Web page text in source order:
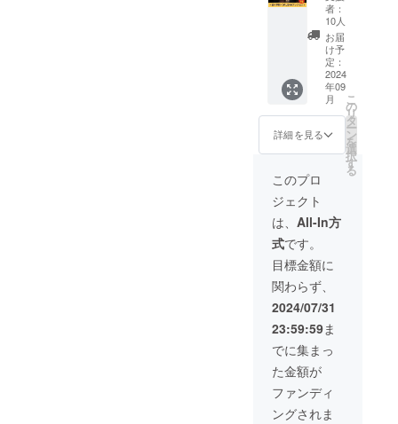
す。
1.5M ×
4本
（赤・
黒各２
本） ・
バナナ
プラ
グ：4本
アンプ
(TUBE-
04J) ・
サイ
ズ：
H33㎜
ⅹW98
㎜ ・重
さ：345
ｇ ※送
料込み
のお値
段で
す。
H33㎜
ⅹW98
㎜ ・重
さ：345
料込み
のお値
段で
す。
の注
意：特
になし
・説明
書：日
本語の
説明書
付き ・
保障期
間：3年
間 【付
属品】
・オー
ディオ
ケーブ
ル（ス
テレオ
ミニ・
RCAピ
ン
ジャッ
ク）：
1M × 1
本 ・ス
ピー
カー
ケーブ
ル：
1.5M ×
ト：
8cm ・
素材：
木製
（ブビ
ンガと
シナベ
ニア）
・定格
電力：
25W ・
使用上
の注
意：特
になし
・説明
書：日
本語の
説明書
付き ・
保障期
間：3年
間 【付
属品】
・オー
ディオ
ケーブ
ル（ス
テレオ
グ限定
の超々
早割で
20％OF
Fと大変
お得に
なって
おりま
す！ ■
詳細 ・
商品
名：
OPUS4
・サイ
ズ：Ｗ
110㎜ ×
H295㎜
× D155
㎜ ・重
量：
2.03Kg
・ス
ピー
カーユ
ニッ
ト：
8cm ・
素材：
木製
プセッ
ト】
「OPU
S4」と
アンプ
を2個
セット
でお届
けいた
しま
す。 通
常のア
ンプに
金色の
プリア
ンプを
お付け
しま
す。 ア
ンプ1個
ではパ
ワー不
足だと
思われ
る方向
けのリ
ターン
となり
ます。
者：
10人
お届
け予
定：
2024
年09
月
詳細を見る
こ
の
リ
タ
ー
ン
を
選
択
す
る
このプロ
ジェクト
は、 All-In方
式です。
目標金額に
関わらず、
2024/07/31
23:59:59ま
でに集まっ
た金額が
ファンディ
ングされま